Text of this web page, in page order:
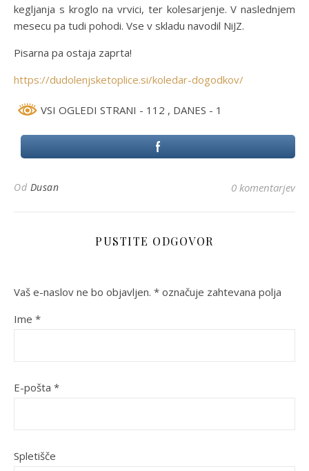
kegljanja s kroglo na vrvici, ter kolesarjenje. V naslednjem
mesecu pa tudi pohodi. Vse v skladu navodil NiJZ.
Pisarna pa ostaja zaprta!
https://dudolenjsketoplice.si/koledar-dogodkov/
VSI OGLEDI STRANI - 112 , DANES - 1
Od Dusan 0 komentarjev
PUSTITE ODGOVOR
Vaš e-naslov ne bo objavljen. * označuje zahtevana polja
Ime *
E-pošta *
Spletišče